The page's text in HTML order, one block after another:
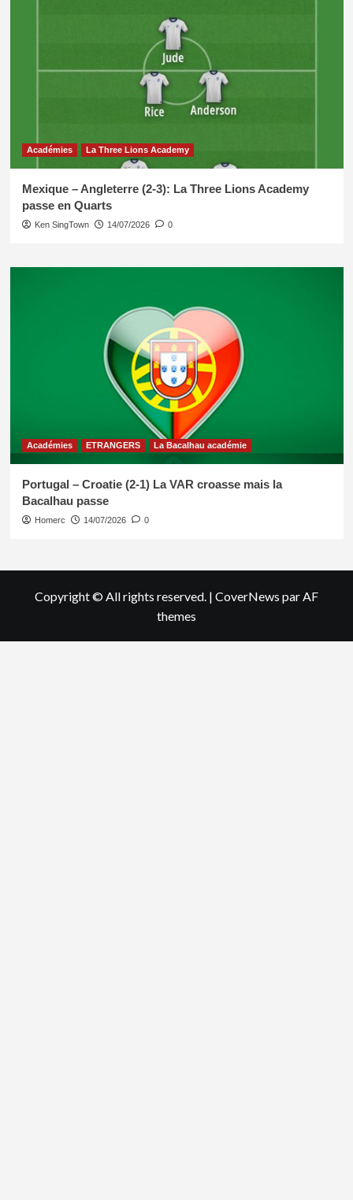
Académies La Three Lions Academy
Mexique – Angleterre (2-3): La Three Lions Academy
passe en Quarts
Ken SingTown 14/07/2026 0
Académies ETRANGERS La Bacalhau académie
Portugal – Croatie (2-1) La VAR croasse mais la
Bacalhau passe
Homerc 14/07/2026 0
Copyright © All rights reserved. | CoverNews par AF
themes